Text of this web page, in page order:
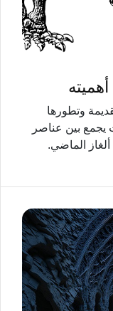
وتطورها
يجمع بين عناصر
ألغاز الماضي.